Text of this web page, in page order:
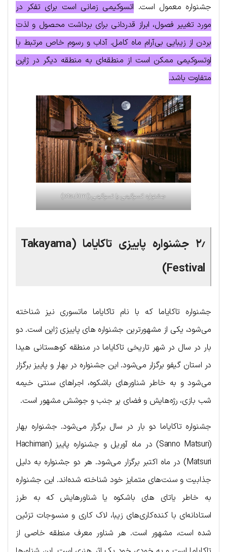
جشنواره معمول است. اتسوکیمی زمانی است برای تفکر در
مورد تغییر فصول، ابراز قدردانی برای برداشت محصول و لذت
بردن از زیبایی بی‌آرام ماه کامل. آداب و رسوم خاص مرتبط با
اوتسوکیمی ممکن است از منطقه‌ای به منطقه دیگر در ژاپن
متفاوت باشد.
جشنواره اتسوکیمی یا تسوکیمی (otsukimi)
۲٫ جشنواره پاییزی تاکایاما (Takayama
Festival)
جشنواره تاکایاما که با نام تاکایاما ماتسوری نیز شناخته
می‌شود، یکی از مشهورترین جشنواره های پاییزی ژاپن است. دو
بار در سال در شهر تاریخی تاکایاما در منطقه کوهستانی هیدا
در استان گیفو برگزار می‌شود. این جشنواره در بهار و پاییز برگزار
می‌شود و به خاطر شناورهای باشکوه، اجراهای سنتی خیمه
شب بازی، رژه‌هایش و فضای پر جنب و جوشش مشهور است.
جشنواره تاکایاما دو بار در سال برگزار می‌شود. جشنواره بهار
(Sanno Matsuri) در ماه آوریل و جشنواره پاییز (Hachiman
Matsuri) در ماه اکتبر برگزار می‌شود. هر دو جشنواره به دلیل
جذابیت و سنت‌های متمایز خود شناخته شده‌اند. این جشنواره
به خاطر یاتای های باشکوه یا شناورهایش که به طرز
استادانه‌ای با کنده‌کاری‌های زیبا، لاک کاری و منسوجات تزئین
شده است، مشهور است. هر شناور معرف منطقه خاصی از